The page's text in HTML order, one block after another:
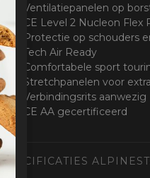
Ventilatiepanelen op
CE Level 2 Nucleon
Protectie op schouders
Tech Air Ready
Comfortabele sport
Stretchpanelen voor
Verbindingsrits aanwezig
CE AA gecertificeerd
SPECIFICATIES